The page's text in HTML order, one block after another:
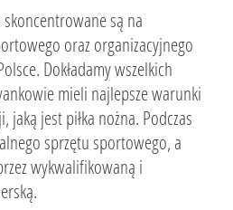
skoncentrowane są na
oraz organizacyjnego
Dokładamy wszelkich
mieli najlepsze warunki
jest piłka nożna. Podczas
sprzętu sportowego, a
wykwalifikowaną i